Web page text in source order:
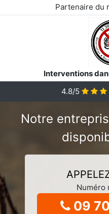
Partenaire du
Interventions
4.8/5
Notre
Numéro
09